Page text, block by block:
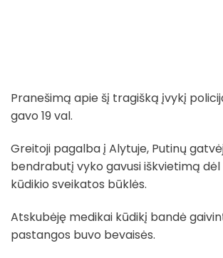
Pranešimą apie šį tragišką įvykį
gavo 19 val.
Greitoji pagalba į Alytuje, Putinų
bendrabutį vyko gavusi iškvietimą dėl
kūdikio sveikatos būklės.
Atskubėję medikai kūdikį bandė
pastangos buvo bevaisės.